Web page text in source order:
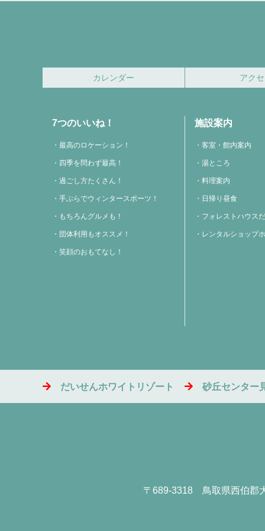
カレンダー アク
7つのいいね！
最高のロケーション！
四季を問わず最高！
過ごし方たくさん！
手ぶらでウィンタースポーツ！
もちろんグルメも！
団体利用もオススメ！
笑顔のおもてなし！
施設案内
客室・館内案内
湯ところ
料理案内
日帰り昼食
フォレストハウス
レンタルショップ
だいせんホワイトリゾート 砂丘センター
〒689-3318 鳥取県西伯郡